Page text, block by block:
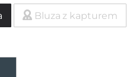
Bluza z kapturem